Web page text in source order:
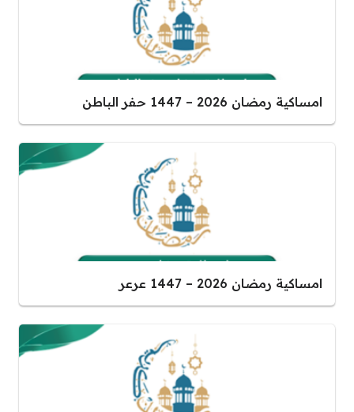
امساكية رمضان 2026 – 1447 حفر الباطن
امساكية رمضان 2026 – 1447 عرعر